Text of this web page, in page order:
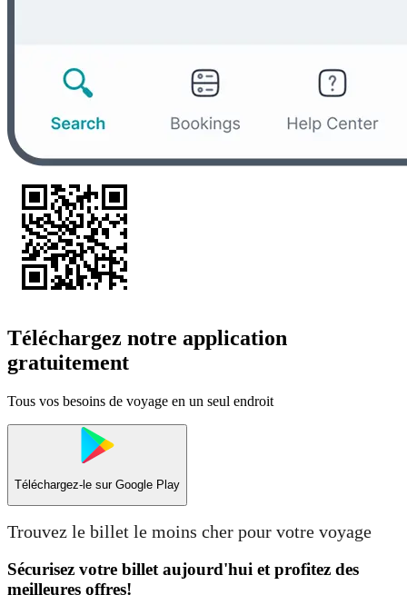
Téléchargez notre application
gratuitement
Tous vos besoins de voyage en un seul endroit
Téléchargez-le sur Google Play
Trouvez le billet le moins cher pour votre voyage
Sécurisez votre billet aujourd'hui et profitez des
meilleures offres!